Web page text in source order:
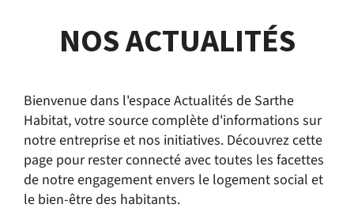
NOS ACTUALITÉS
Bienvenue dans l'espace Actualités de Sarthe
Habitat, votre source complète d'informations sur
notre entreprise et nos initiatives. Découvrez cette
page pour rester connecté avec toutes les facettes
de notre engagement envers le logement social et
le bien-être des habitants.